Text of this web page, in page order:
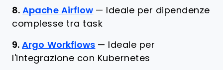
8. Apache Airflow —
Ideale per dipendenze
complesse tra task
9. Argo Workflows —
Ideale per
l'integrazione con Kubernetes